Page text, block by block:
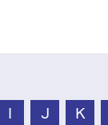
J K